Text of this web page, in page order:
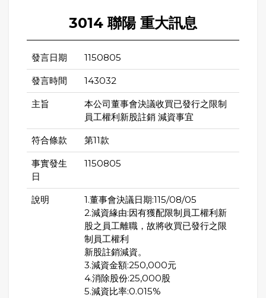
3014 聯陽 重大訊息
發言日期 1150805
發言時間 143032
主旨
本公司董事會決議收買已發行之限制
員工權利新股註銷 減資事宜
符合條款 第11款
事實發生
日
1150805
說明
1.董事會決議日期:115/08/05
2.減資緣由:因有獲配限制員工權利新
股之員工離職，故將收買已發行之限
制員工權利
新股註銷減資。
3.減資金額:250,000元
4.消除股份:25,000股
5.減資比率:0.015%